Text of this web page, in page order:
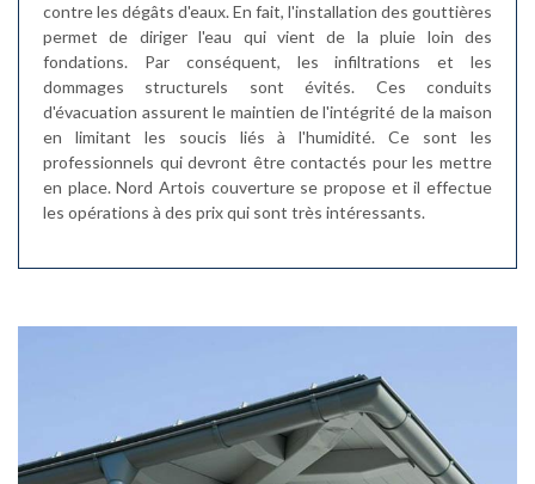
contre les dégâts d'eaux. En fait, l'installation des gouttières
permet de diriger l'eau qui vient de la pluie loin des
fondations. Par conséquent, les infiltrations et les
dommages structurels sont évités. Ces conduits
d'évacuation assurent le maintien de l'intégrité de la maison
en limitant les soucis liés à l'humidité. Ce sont les
professionnels qui devront être contactés pour les mettre
en place. Nord Artois couverture se propose et il effectue
les opérations à des prix qui sont très intéressants.